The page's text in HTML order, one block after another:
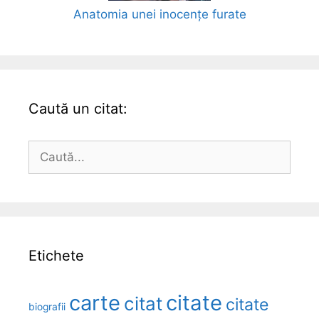
Anatomia unei inocențe furate
Caută un citat:
după:
Etichete
biografii carte citatcitate citate